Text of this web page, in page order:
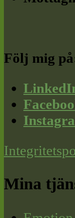
Följ mig
Mina